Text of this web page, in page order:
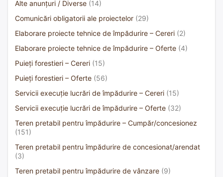
Alte anunțuri / Diverse (14)
Comunicări obligatorii ale proiectelor (29)
Elaborare proiecte tehnice de împădurire – Cereri (2)
Elaborare proiecte tehnice de împădurire – Oferte (4)
Puieți forestieri – Cereri (15)
Puieți forestieri – Oferte (56)
Servicii execuție lucrări de împădurire – Cereri (15)
Servicii execuție lucrări de împădurire – Oferte (32)
Teren pretabil pentru împădurire – Cumpăr/concesionez
(151)
Teren pretabil pentru împădurire de concesionat/arendat
(3)
Teren pretabil pentru împădurire de vânzare (9)